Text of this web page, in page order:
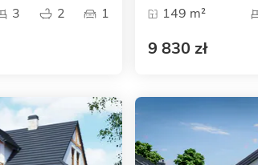
3 2 1 149 m²
9 830 zł